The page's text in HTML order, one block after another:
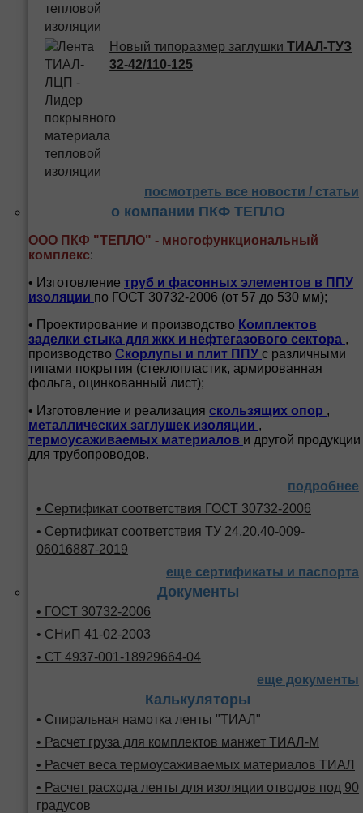
Новый типоразмер заглушки ТИАЛ-ТУЗ
32-42/110-125
посмотреть все новости / статьи
о компании ПКФ ТЕПЛО
ООО ПКФ "ТЕПЛО" - многофункциональный
комплекс:
• Изготовление труб и фасонных элементов в ППУ
изоляции по ГОСТ 30732-2006 (от 57 до 530 мм);
• Проектирование и производство Комплектов
заделки стыка для жкх и нефтегазового сектора ,
производство Скорлупы и плит ППУ с различными
типами покрытия (стеклопластик, армированная
фольга, оцинкованный лист);
• Изготовление и реализация скользящих опор ,
металлических заглушек изоляции ,
термоусаживаемых материалов и другой продукции
для трубопроводов.
подробнее
• Сертификат соответствия ГОСТ 30732-2006
• Сертификат соответствия ТУ 24.20.40-009-
06016887-2019
еще сертификаты и паспорта
Документы
• ГОСТ 30732-2006
• СНиП 41-02-2003
• СТ 4937-001-18929664-04
еще документы
Калькуляторы
• Спиральная намотка ленты "ТИАЛ"
• Расчет груза для комплектов манжет ТИАЛ-М
• Расчет веса термоусаживаемых материалов ТИАЛ
• Расчет расхода ленты для изоляции отводов под 90
градусов